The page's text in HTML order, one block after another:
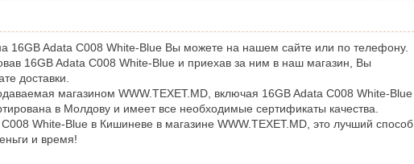
16GB Adata C008 White-Blue Вы можете на нашем сайте или по телефону.
16GB Adata C008 White-Blue и приехав за ним в наш магазин, Вы
доставки.
магазином WWW.TEXET.MD, включая 16GB Adata C008 White-Blue
в Молдову и имеет все необходимые сертификаты качества.
White-Blue в Кишиневе в магазине WWW.TEXET.MD, это лучший способ
и время!